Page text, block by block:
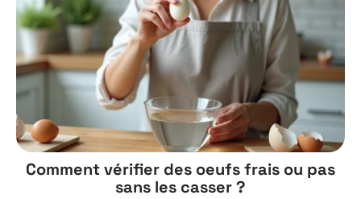
Comment vérifier des oeufs frais ou pas
sans les casser ?